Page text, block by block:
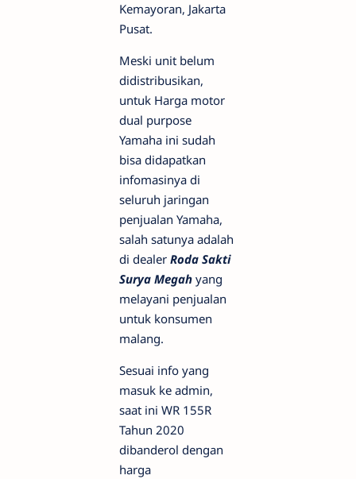
Kemayoran, Jakarta
Pusat.
Meski unit belum
didistribusikan,
untuk Harga motor
dual purpose
Yamaha ini sudah
bisa didapatkan
infomasinya di
seluruh jaringan
penjualan Yamaha,
salah satunya adalah
di dealer Roda Sakti
Surya Megah yang
melayani penjualan
untuk konsumen
malang.
Sesuai info yang
masuk ke admin,
saat ini WR 155R
Tahun 2020
dibanderol dengan
harga